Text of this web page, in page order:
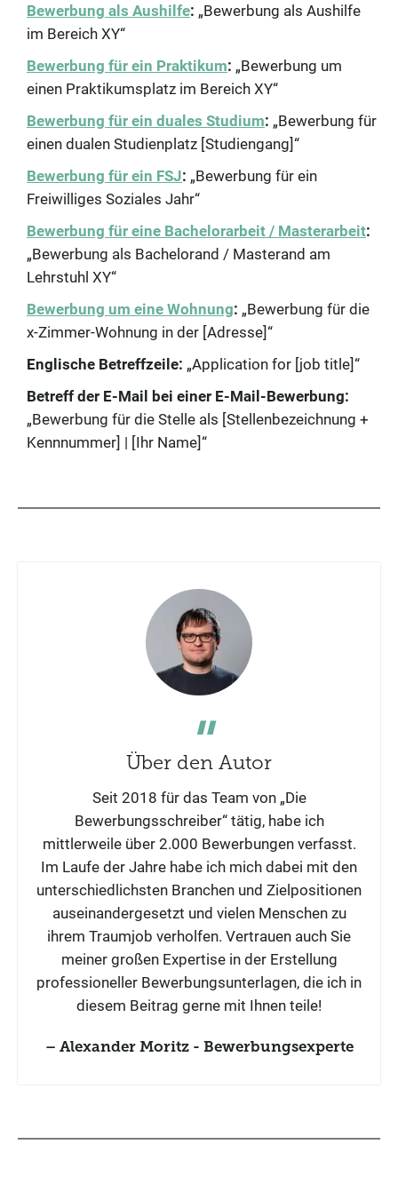
Bewerbung als Aushilfe: „Bewerbung als Aushilfe
im Bereich XY“
Bewerbung für ein Praktikum: „Bewerbung um
einen Praktikumsplatz im Bereich XY“
Bewerbung für ein duales Studium: „Bewerbung für
einen dualen Studienplatz [Studiengang]“
Bewerbung für ein FSJ: „Bewerbung für ein
Freiwilliges Soziales Jahr“
Bewerbung für eine Bachelorarbeit / Masterarbeit:
„Bewerbung als Bachelorand / Masterand am
Lehrstuhl XY“
Bewerbung um eine Wohnung: „Bewerbung für die
x-Zimmer-Wohnung in der [Adresse]“
Englische Betreffzeile: „Application for [job title]“
Betreff der E-Mail bei einer E-Mail-Bewerbung:
„Bewerbung für die Stelle als [Stellenbezeichnung +
Kennnummer] | [Ihr Name]“
Über den Autor
Seit 2018 für das Team von „Die
Bewerbungsschreiber“ tätig, habe ich
mittlerweile über 2.000 Bewerbungen verfasst.
Im Laufe der Jahre habe ich mich dabei mit den
unterschiedlichsten Branchen und Zielpositionen
auseinandergesetzt und vielen Menschen zu
ihrem Traumjob verholfen. Vertrauen auch Sie
meiner großen Expertise in der Erstellung
professioneller Bewerbungsunterlagen, die ich in
diesem Beitrag gerne mit Ihnen teile!
Alexander Moritz - Bewerbungsexperte